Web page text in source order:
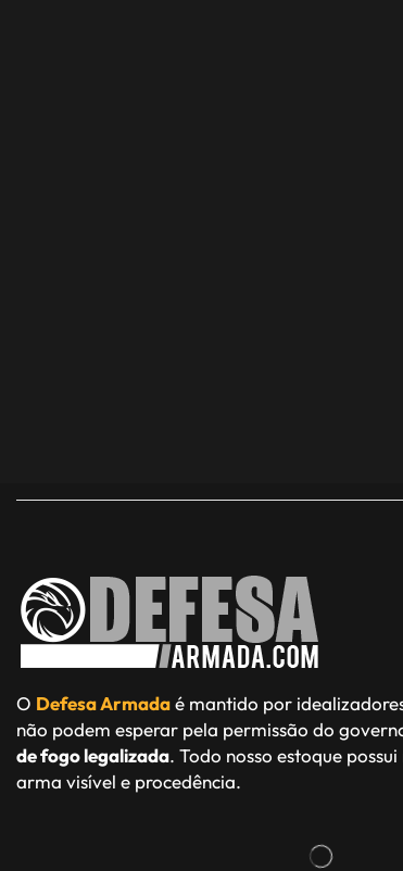
O Defesa Armadaé mantido por
não podem esperar pela permissão do
de fogo legalizada. Todo nosso estoque
arma visível e procedência.